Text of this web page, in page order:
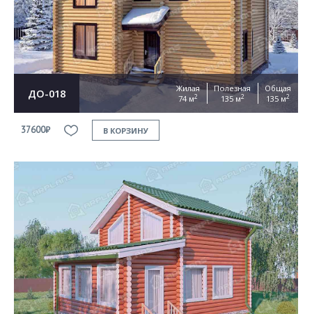
ДО-018
Жилая
74 м2
Полезная
135 м2
Общая
135 м2
37600₽ В КОРЗИНУ